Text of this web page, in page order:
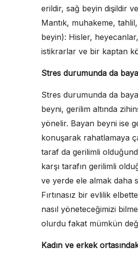
erildir, sağ beyin dişildir
Mantık, muhakeme,
beyin): Hisler,
istikrarlar ve bir kaptan
Stres durumunda da
Stres durumunda da
beyni, gerilim altında
yönelir. Bayan beyni ise
konuşarak rahatlamaya
taraf da gerilimli
karşı tarafın gerilimli
ve yerde ele almak daha
Fırtınasız bir evlilik
nasıl yöneteceğimizi
olurdu fakat mümkün
Kadın ve erkek